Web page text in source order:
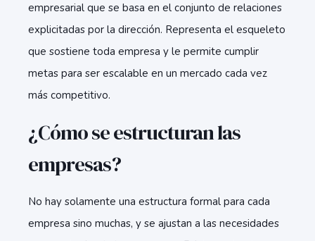
empresarial que se basa en el conjunto de relaciones
explicitadas por la dirección. Representa el esqueleto
que sostiene toda empresa y le permite cumplir
metas para ser escalable en un mercado cada vez
más competitivo.
¿Cómo se estructuran las
empresas?
No hay solamente una estructura formal para cada
empresa sino muchas, y se ajustan a las necesidades